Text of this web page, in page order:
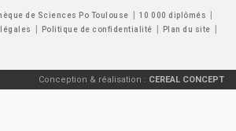
de Sciences Po Toulouse
10 000 diplômés
Politique de confidentialité
Plan du site
Conception & réalisation : CEREAL CONCEPT